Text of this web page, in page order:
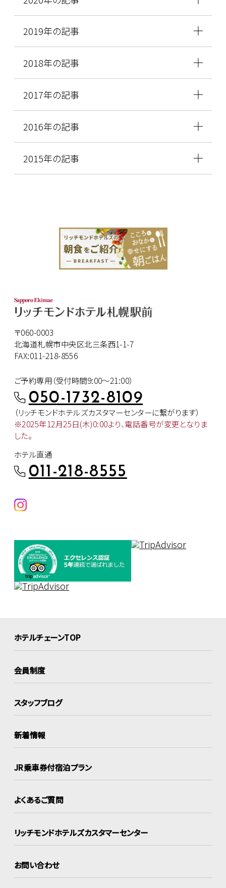
2019年の記事
2018年の記事
2017年の記事
2016年の記事
2015年の記事
〒060-0003
北海道札幌市中央区北三条西1-1-7
FAX:011-218-8556
ご予約専用（受付時間9:00～21:00）
050-1732-8109
（リッチモンドホテルズカスタマーセンターに繋がります）
※2025年12月25日(木)0:00より、電話番号が変更となりま
した。
ホテル直通
011-218-8555
ホテルチェーンTOP
会員制度
スタッフブログ
新着情報
JR乗車券付宿泊プラン
よくあるご質問
リッチモンドホテルズカスタマーセンター
お問い合わせ